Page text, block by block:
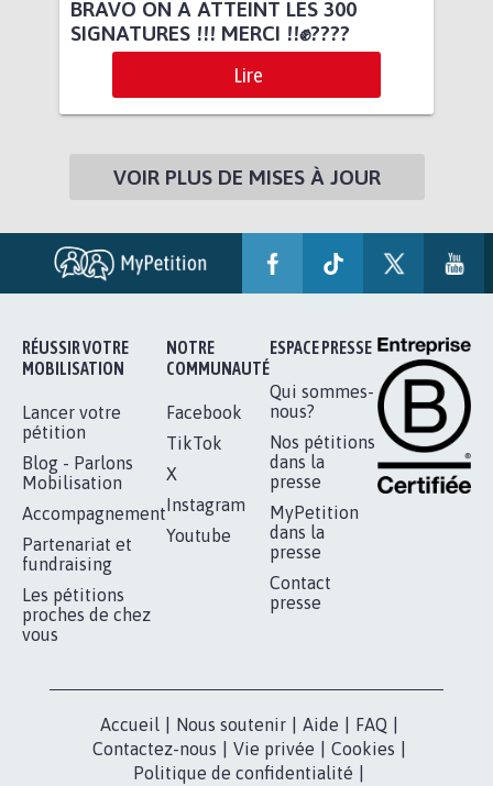
BRAVO ON A ATTEINT LES 300
SIGNATURES !!! MERCI !!✊????
Lire
VOIR PLUS DE MISES À JOUR
RÉUSSIR VOTRE
MOBILISATION
Lancer votre
pétition
Blog - Parlons
Mobilisation
Accompagnement
Partenariat et
fundraising
Les pétitions
proches de chez
vous
NOTRE
COMMUNAUTÉ
Facebook
TikTok
X
Instagram
Youtube
ESPACE PRESSE
Qui sommes-
nous?
Nos pétitions
dans la
presse
MyPetition
dans la
presse
Contact
presse
Accueil Nous soutenir Aide FAQ
Contactez-nous
Vie privée Cookies
Politique de confidentialité